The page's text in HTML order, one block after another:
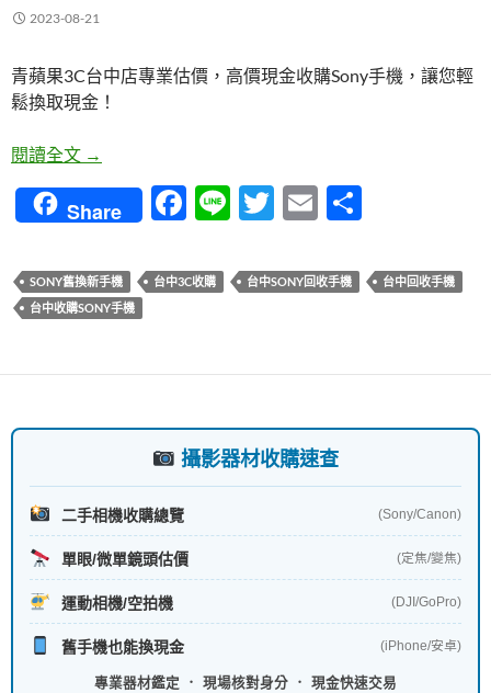
2023-08-21
青蘋果3C台中店專業估價，高價現金收購Sony手機，讓您輕
鬆換取現金！
閱讀全文 台中高價現金收購Sony手機｜青蘋果3C專業估價，
→
Share
F
e
o
Li
e
T
itt
E
ail
SONY舊換新手機 台中3C收購 台中SONY回收手機
台中回收手機
台中收購SONY手機
攝影器材收購速查
二手相機收購總覽 (Sony/Canon)
單眼/微單鏡頭估價 (定焦/變焦)
運動相機/空拍機 (DJI/GoPro)
舊手機也能換現金 (iPhone/安卓)
專業器材鑑定 ． 現場核對身分 ． 現金快速交易